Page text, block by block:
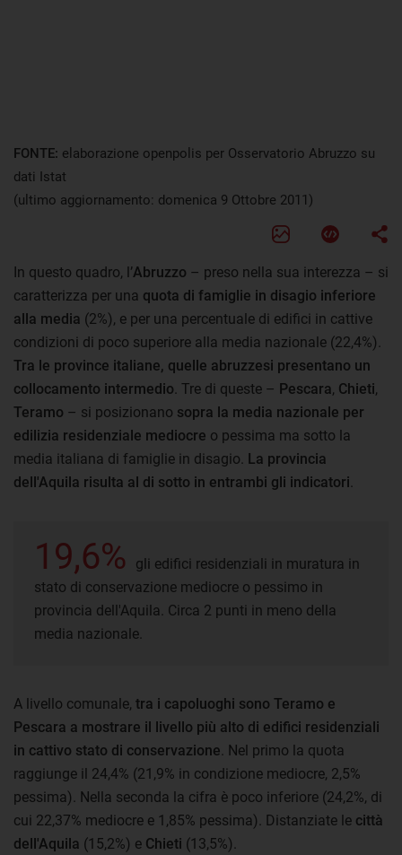
FONTE: elaborazione openpolis per Osservatorio Abruzzo su
dati Istat
(ultimo aggiornamento: domenica 9 Ottobre 2011)
In questo quadro, l’Abruzzo – preso nella sua interezza – si
caratterizza per una quota di famiglie in disagio inferiore
alla media (2%), e per una percentuale di edifici in cattive
condizioni di poco superiore alla media nazionale (22,4%).
Tra le province italiane, quelle abruzzesi presentano un
collocamento intermedio. Tre di queste – Pescara, Chieti,
Teramo – si posizionano sopra la media nazionale per
edilizia residenziale mediocre o pessima ma sotto la
media italiana di famiglie in disagio. La provincia
dell'Aquila risulta al di sotto in entrambi gli indicatori.
19,6%
gli edifici residenziali in muratura in
stato di conservazione mediocre o pessimo in
provincia dell'Aquila. Circa 2 punti in meno della
media nazionale.
A livello comunale, tra i capoluoghi sono Teramo e
Pescara a mostrare il livello più alto di edifici residenziali
in cattivo stato di conservazione. Nel primo la quota
raggiunge il 24,4% (21,9% in condizione mediocre, 2,5%
pessima). Nella seconda la cifra è poco inferiore (24,2%, di
cui 22,37% mediocre e 1,85% pessima). Distanziate le città
dell'Aquila (15,2%) e Chieti (13,5%).